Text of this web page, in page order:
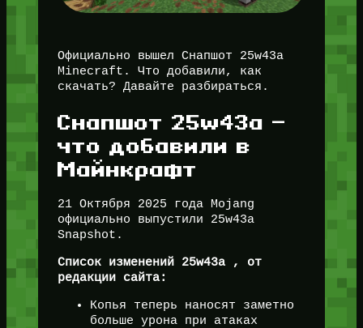
Официально вышел Снапшот 25w43a
Minecraft. Что добавили, как
скачать? Давайте разбираться.
Снапшот 25w43a —
что добавили в
Майнкрафт
21 Октября 2025 года Mojang
официально выпустили 25w43a
Snapshot.
Список изменений 25w43a , от
редакции сайта:
Копья теперь наносят заметно
больше урона при атаках